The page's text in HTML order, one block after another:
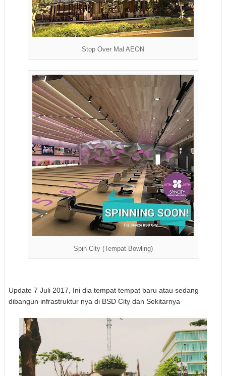
Stop Over Mal AEON
Spin City (Tempat Bowling)
Update 7 Juli 2017, Ini dia tempat tempat baru atau sedang
dibangun infrastruktur nya di BSD City dan Sekitarnya